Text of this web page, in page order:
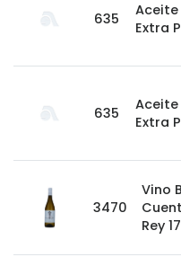
635
Aceite
Extra
635
Aceite
Extra
3470
Vino
Rey 17